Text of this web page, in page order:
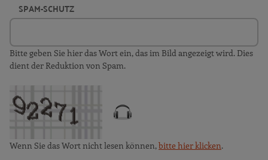
SPAM-SCHUTZ
Bitte geben Sie hier das Wort ein, das im Bild angezeigt wird. Dies
dient der Reduktion von Spam.
Wenn Sie das Wort nicht lesen können,bitte hier klicken.